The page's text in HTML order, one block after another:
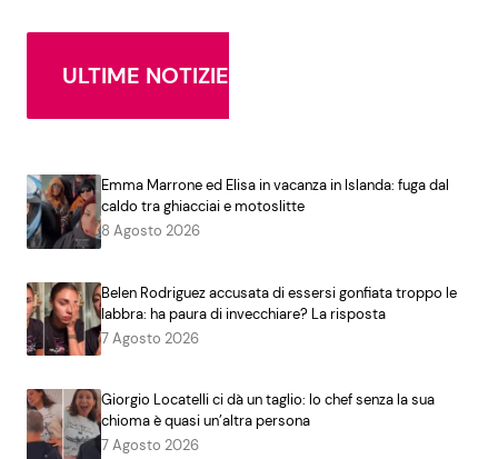
ULTIME NOTIZIE
Emma Marrone ed Elisa in vacanza in Islanda: fuga dal
caldo tra ghiacciai e motoslitte
8 Agosto 2026
Belen Rodriguez accusata di essersi gonfiata troppo le
labbra: ha paura di invecchiare? La risposta
7 Agosto 2026
Giorgio Locatelli ci dà un taglio: lo chef senza la sua
chioma è quasi un’altra persona
7 Agosto 2026